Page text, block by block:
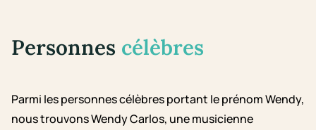
Personnes célèbres
Parmi les personnes célèbres portant le prénom Wendy,
nous trouvons Wendy Carlos, une musicienne